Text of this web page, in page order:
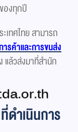
องทุกปี
เทศไทย สามารถ
รค้าและการขนส่ง
แล้วส่งมาที่สำนัก
ดำเนินการ